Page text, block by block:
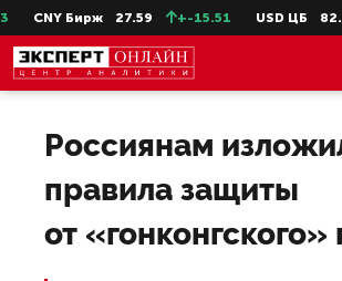
CNY Бирж 27.59 +-15.51 USD ЦБ 82.17
Россиянам
правила защиты
от «гонконгского»